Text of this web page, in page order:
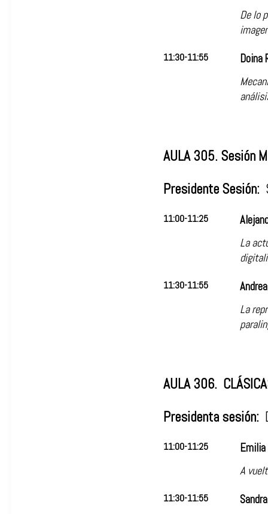
De lo
11:30-11:55
Doina
AULA 305. Sesión
Presidente Sesión:
11:00-11:25
La
11:30-11:55
La
AULA 306.
Presidenta sesión:
11:00-11:25
Emilia
A
11:30-11:55